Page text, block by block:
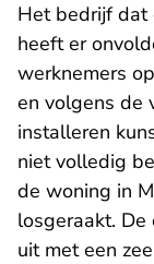
Het bedrijf dat
heeft er
werknemers
en volgens de
installeren
niet volledig
de woning in
losgeraakt.
uit met een